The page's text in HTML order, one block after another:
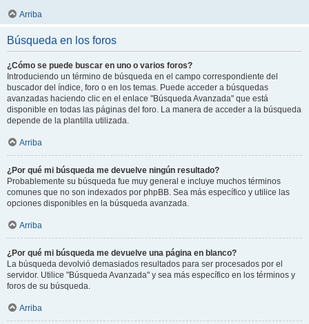
Arriba
Búsqueda en los foros
¿Cómo se puede buscar en uno o varios foros?
Introduciendo un término de búsqueda en el campo correspondiente del
buscador del índice, foro o en los temas. Puede acceder a búsquedas
avanzadas haciendo clic en el enlace "Búsqueda Avanzada" que está
disponible en todas las páginas del foro. La manera de acceder a la búsqueda
depende de la plantilla utilizada.
Arriba
¿Por qué mi búsqueda me devuelve ningún resultado?
Probablemente su búsqueda fue muy general e incluye muchos términos
comunes que no son indexados por phpBB. Sea más específico y utilice las
opciones disponibles en la búsqueda avanzada.
Arriba
¿Por qué mi búsqueda me devuelve una página en blanco?
La búsqueda devolvió demasiados resultados para ser procesados por el
servidor. Utilice "Búsqueda Avanzada" y sea más específico en los términos y
foros de su búsqueda.
Arriba